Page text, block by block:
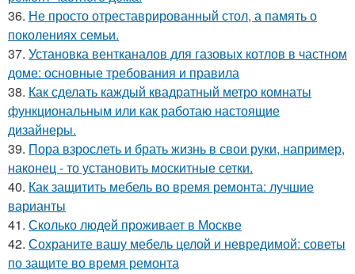
36. Не просто отреставрированный стол, а память о
поколениях семьи.
37. Установка вентканалов для газовых котлов в частном
доме: основные требования и правила
38. Как сделать каждый квадратный метро комнаты
функциональным или как работаю настоящие
дизайнеры.
39. Пора взрослеть и брать жизнь в свои руки, например,
наконец - то установить москитные сетки.
40. Как защитить мебель во время ремонта: лучшие
варианты
41. Сколько людей проживает в Москве
42. Сохраните вашу мебель целой и невредимой: советы
по защите во время ремонта